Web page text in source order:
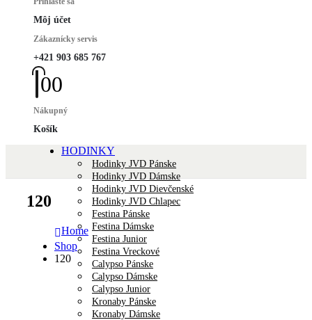
Môj účet
Zákaznícky servis
+421 903 685 767
00
Nákupný
Košík
HODINKY
Hodinky JVD Pánske
Hodinky JVD Dámske
Hodinky JVD Dievčenské
Hodinky JVD Chlapec
Festina Pánske
Festina Dámske
Festina Junior
Festina Vreckové
Calypso Pánske
Calypso Dámske
Calypso Junior
Kronaby Pánske
Kronaby Dámske
120
Home
Shop
120